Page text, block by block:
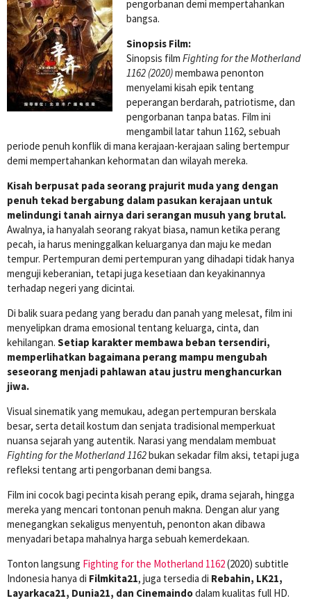
pengorbanan demi mempertahankan
bangsa.
Sinopsis Film:
Sinopsis film Fighting for the Motherland
1162 (2020)membawa penonton
menyelami kisah epik tentang
peperangan berdarah, patriotisme, dan
pengorbanan tanpa batas. Film ini
mengambil latar tahun 1162, sebuah
periode penuh konflik di mana kerajaan-kerajaan saling bertempur
demi mempertahankan kehormatan dan wilayah mereka.
Kisah berpusat pada seorang prajurit muda yang dengan
penuh tekad bergabung dalam pasukan kerajaan untuk
melindungi tanah airnya dari serangan musuh yang brutal.
Awalnya, ia hanyalah seorang rakyat biasa, namun ketika perang
pecah, ia harus meninggalkan keluarganya dan maju ke medan
tempur. Pertempuran demi pertempuran yang dihadapi tidak hanya
menguji keberanian, tetapi juga kesetiaan dan keyakinannya
terhadap negeri yang dicintai.
Di balik suara pedang yang beradu dan panah yang melesat, film ini
menyelipkan drama emosional tentang keluarga, cinta, dan
kehilangan. Setiap karakter membawa beban tersendiri,
memperlihatkan bagaimana perang mampu mengubah
seseorang menjadi pahlawan atau justru menghancurkan
jiwa.
Visual sinematik yang memukau, adegan pertempuran berskala
besar, serta detail kostum dan senjata tradisional memperkuat
nuansa sejarah yang autentik. Narasi yang mendalam membuat
Fighting for the Motherland 1162bukan sekadar film aksi, tetapi juga
refleksi tentang arti pengorbanan demi bangsa.
Film ini cocok bagi pecinta kisah perang epik, drama sejarah, hingga
mereka yang mencari tontonan penuh makna. Dengan alur yang
menegangkan sekaligus menyentuh, penonton akan dibawa
menyadari betapa mahalnya harga sebuah kemerdekaan.
Tonton langsung Fighting for the Motherland 1162(2020) subtitle
Indonesia hanya di Filmkita21, juga tersedia di Rebahin, LK21,
Layarkaca21, Dunia21, dan Cinemaindodalam kualitas full HD.